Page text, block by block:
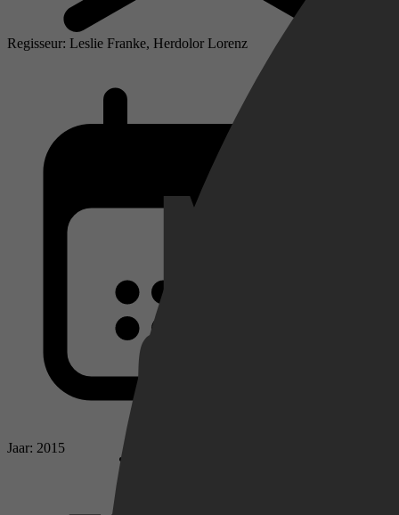
Regisseur: Leslie Franke, Herdolor Lorenz
Jaar: 2015